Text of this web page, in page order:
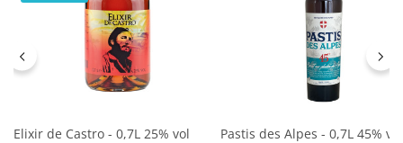
Elixir de Castro - 0,7L 25% vol Pastis des Alpes - 0,7L 45% vol